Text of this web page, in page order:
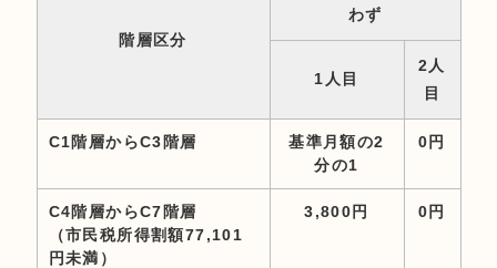
階層区分
わず
1人目
2人
目
C1階層からC3階層
基準月額の2
分の1
0円
C4階層からC7階層
（市民税所得割額77,101
円未満）
3,800円 0円